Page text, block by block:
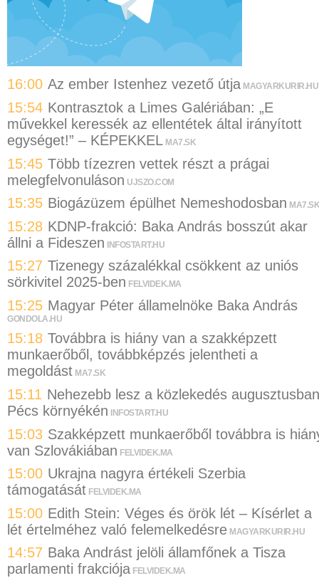
16:00 Az ember Istenhez vezető útja MAGYARKURIR.HU
15:54 Kontrasztok a Limes Galériában: „E
művekkel keressék az ellentétek által irányított
egységet!” – KÉPEKKEL MA7.SK
15:45 Több tízezren vettek részt a prágai
melegfelvonuláson UJSZO.COM
15:35 Biogázüzem épülhet Nemeshodosban MA7.SK
15:28 KDNP-frakció: Baka András bosszút akar
állni a Fideszen INFOSTART.HU
15:27 Tizenegy százalékkal csökkent az uniós
sörkivitel 2025-ben FELVIDEK.MA
15:25 Magyar Péter államelnöke Baka András
GONDOLA.HU
15:18 Továbbra is hiány van a szakképzett
munkaerőből, továbbképzés jelentheti a
megoldást MA7.SK
15:11 Nehezebb lesz a közlekedés augusztusban
Pécs környékén
INFOSTART.HU
15:03 Szakképzett munkaerőből továbbra is
van Szlovákiában FELVIDEK.MA
15:00 Ukrajna nagyra értékeli Szerbia
támogatását FELVIDEK.MA
15:00 Edith Stein: Véges és örök lét – Kísérlet a
lét értelméhez való felemelkedésre MAGYARKURIR.HU
14:57 Baka Andrást jelöli államfőnek a Tisza
parlamenti frakciója FELVIDEK.MA